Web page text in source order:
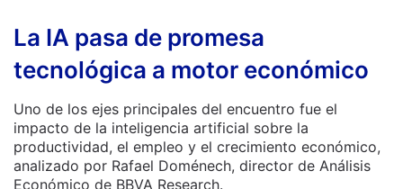
La IA pasa de promesa
tecnológica a motor económico
Uno de los ejes principales del encuentro fue el
impacto de la inteligencia artificial sobre la
productividad, el empleo y el crecimiento económico,
analizado por Rafael Doménech, director de Análisis
Económico de BBVA Research.